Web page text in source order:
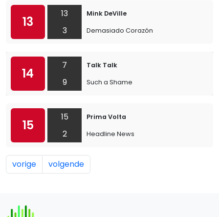
13
13
3
Mink DeVille
Demasiado Corazón
14
7
9
Talk Talk
Such a Shame
15
15
2
Prima Volta
Headline News
vorige volgende